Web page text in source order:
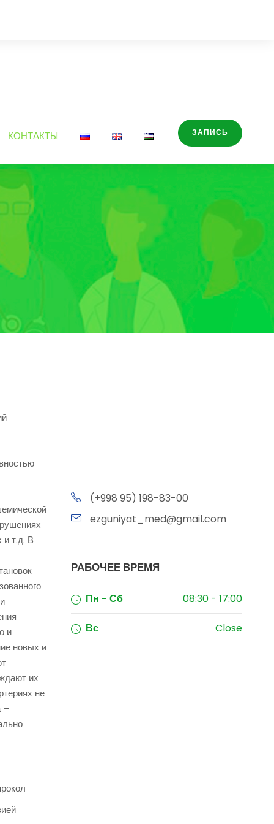
КОНТАКТЫ ЗАПИСЬ
и т.д. В
и
новых и
их
не
–
(+998 95) 198-83-00
ezguniyat_med@gmail.com
РАБОЧЕЕ ВРЕМЯ
Пн - Сб 08:30 - 17:00
Вс Close